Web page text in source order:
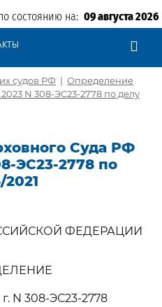
состоянию на: 09 августа 2026
судов РФ | Определение
N 308-ЭС23-2778 по делу
Суда РФ
ЭС23-2778 по
ФЕДЕРАЦИИ
N 308-ЭС23-2778